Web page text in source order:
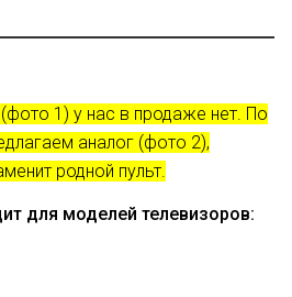
1) у нас в продаже нет. По
аналог (фото 2),
родной пульт.
для моделей телевизоров: